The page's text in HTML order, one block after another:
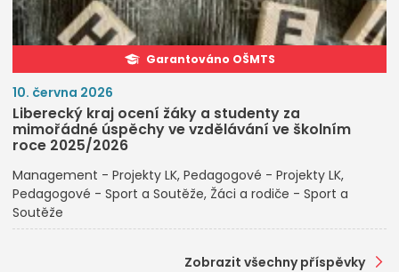
Garantováno OŠMTS
10. června 2026
Liberecký kraj ocení žáky a studenty za
mimořádné úspěchy ve vzdělávání ve školním
roce 2025/2026
Management - Projekty LK Pedagogové - Projekty LK
Pedagogové - Sport a Soutěže Žáci a rodiče - Sport a
Soutěže
Zobrazit všechny příspěvky